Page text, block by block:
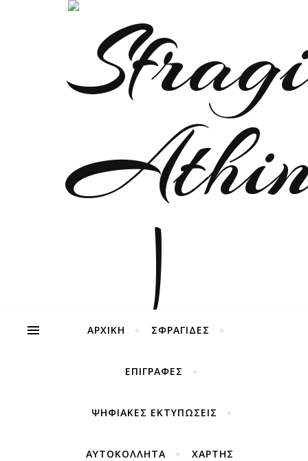
ΑΡΧΙΚΉ ΣΦΡΑΓΙΔΕΣ
ΕΠΙΓΡΑΦΕΣ
ΨΗΦΙΑΚΕΣ ΕΚΤΥΠΩΣΕΙΣ
ΑΥΤΟΚΟΛΛΗΤΑ ΧΑΡΤΗΣ